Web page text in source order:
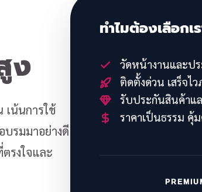
ง
เน้นการใช้
รมมาอย่างดี
รงใจและ
ทำไมต้องเลือกเ
วัดหน้างานและป
ติดตั้งด่วน เสร็จไ
รับประกันสินค้าแ
ราคาเป็นธรรม คุ้